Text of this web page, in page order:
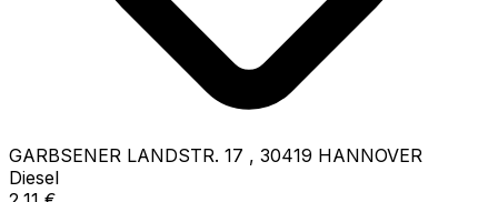
GARBSENER LANDSTR. 17 , 30419 HANNOVER
Diesel